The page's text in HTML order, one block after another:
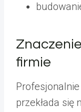
firmie
przekłada się